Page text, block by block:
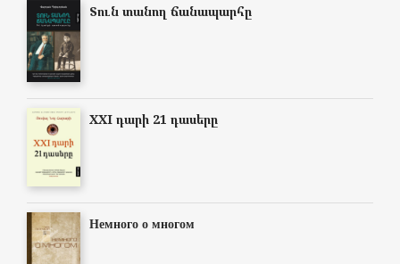
Տուն տանող ճանապարհը
XXI դարի 21 դասերը
Немного о многом